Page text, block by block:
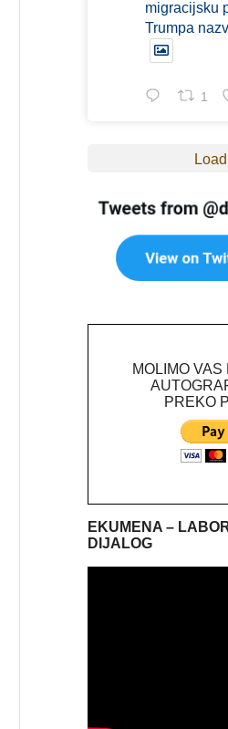
migracijsku
Trumpa
1
MOLIMO
PREKO
EKUMENA –
DIJALOG